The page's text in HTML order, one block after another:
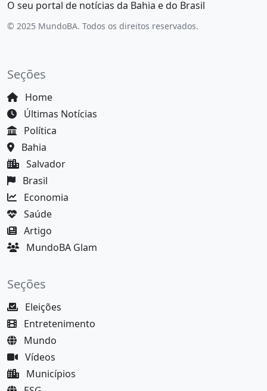
O seu portal de notícias da Bahia e do Brasil
© 2025 MundoBA. Todos os direitos reservados.
Seções
Home
Últimas Notícias
Política
Bahia
Salvador
Brasil
Economia
Saúde
Artigo
MundoBA Glam
Seções
Eleições
Entretenimento
Mundo
Vídeos
Municípios